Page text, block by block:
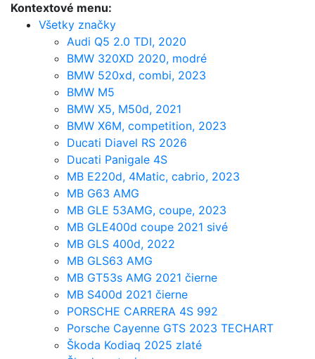
Kontextové menu:
Všetky značky
Audi Q5 2.0 TDI, 2020
BMW 320XD 2020, modré
BMW 520xd, combi, 2023
BMW M5
BMW X5, M50d, 2021
BMW X6M, competition, 2023
Ducati Diavel RS 2026
Ducati Panigale 4S
MB E220d, 4Matic, cabrio, 2023
MB G63 AMG
MB GLE 53AMG, coupe, 2023
MB GLE400d coupe 2021 sivé
MB GLS 400d, 2022
MB GLS63 AMG
MB GT53s AMG 2021 čierne
MB S400d 2021 čierne
PORSCHE CARRERA 4S 992
Porsche Cayenne GTS 2023 TECHART
Škoda Kodiaq 2025 zlaté